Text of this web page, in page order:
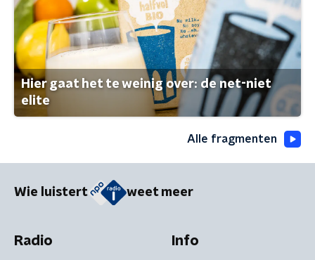
Hier gaat het te weinig over: de net-niet
elite
Alle fragmenten
Wie luistert weet meer
Radio Info